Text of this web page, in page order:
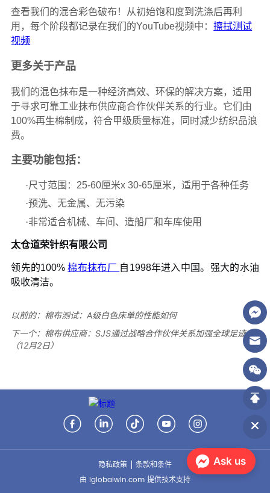
以前的： 棉布测试：A级白色床单的性能如何
下一个： 棉布供应商：SJS通过战略合作伙伴关系加强全球足迹
（12月2日）
隐私政策
条款和条件
由 iglobalwin.com 提供技术支持
Ask us